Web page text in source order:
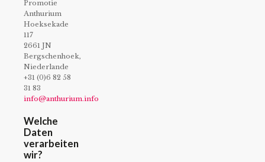
Promotie
Anthurium
Hoeksekade
117
2661 JN
Bergschenhoek,
Niederlande
+31 (0)6 82 58
31 83
info@anthurium.info
Welche
Daten
verarbeiten
wir?